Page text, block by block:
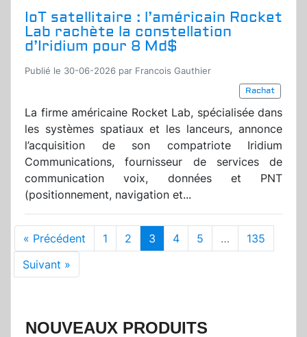
IoT satellitaire : l’américain Rocket
Lab rachète la constellation
d’Iridium pour 8 Md$
Publié le 30-06-2026 par Francois Gauthier
Rachat
La firme américaine Rocket Lab, spécialisée dans
les systèmes spatiaux et les lanceurs, annonce
l’acquisition de son compatriote Iridium
Communications, fournisseur de services de
communication voix, données et PNT
(positionnement, navigation et...
« Précédent 1 2 3 4 5 …
135
Suivant »
NOUVEAUX PRODUITS